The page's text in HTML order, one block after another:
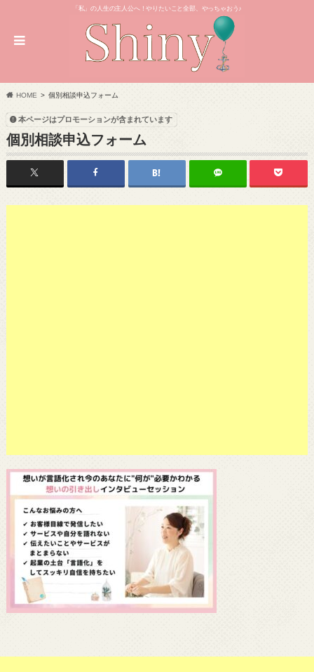
「私」の人生の主人公へ！やりたいこと全部、やっちゃおう♪
HOME 個別相談申込フォーム
本ページはプロモーションが含まれています
個別相談申込フォーム